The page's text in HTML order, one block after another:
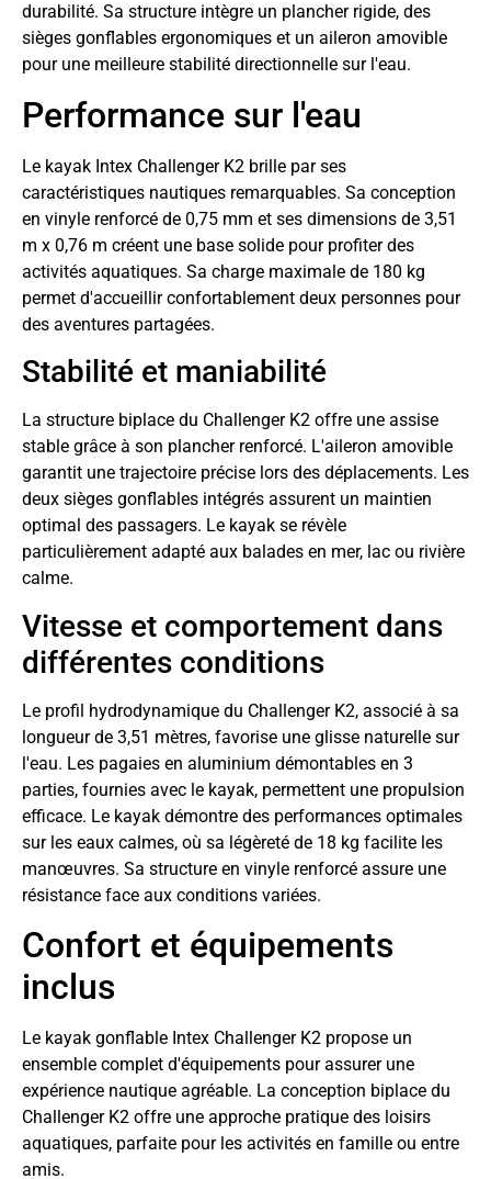
durabilité. Sa structure intègre un plancher rigide, des
sièges gonflables ergonomiques et un aileron amovible
pour une meilleure stabilité directionnelle sur l'eau.
Performance sur l'eau
Le kayak Intex Challenger K2 brille par ses
caractéristiques nautiques remarquables. Sa conception
en vinyle renforcé de 0,75 mm et ses dimensions de 3,51
m x 0,76 m créent une base solide pour profiter des
activités aquatiques. Sa charge maximale de 180 kg
permet d'accueillir confortablement deux personnes pour
des aventures partagées.
Stabilité et maniabilité
La structure biplace du Challenger K2 offre une assise
stable grâce à son plancher renforcé. L'aileron amovible
garantit une trajectoire précise lors des déplacements. Les
deux sièges gonflables intégrés assurent un maintien
optimal des passagers. Le kayak se révèle
particulièrement adapté aux balades en mer, lac ou rivière
calme.
Vitesse et comportement dans
différentes conditions
Le profil hydrodynamique du Challenger K2, associé à sa
longueur de 3,51 mètres, favorise une glisse naturelle sur
l'eau. Les pagaies en aluminium démontables en 3
parties, fournies avec le kayak, permettent une propulsion
efficace. Le kayak démontre des performances optimales
sur les eaux calmes, où sa légèreté de 18 kg facilite les
manœuvres. Sa structure en vinyle renforcé assure une
résistance face aux conditions variées.
Confort et équipements
inclus
Le kayak gonflable Intex Challenger K2 propose un
ensemble complet d'équipements pour assurer une
expérience nautique agréable. La conception biplace du
Challenger K2 offre une approche pratique des loisirs
aquatiques, parfaite pour les activités en famille ou entre
amis.